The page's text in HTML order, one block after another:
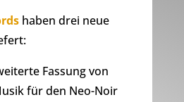
haben drei neue
Fassung von
für den Neo-Noir